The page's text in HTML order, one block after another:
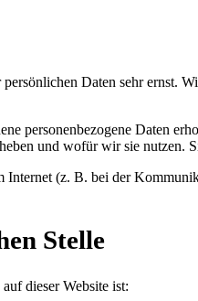
Daten sehr ernst.
personenbezogene Daten
und wofür wir sie nutzen.
Internet (z. B. bei der
Stelle
dieser Website ist: